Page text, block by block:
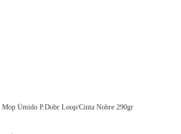
Mop Úmido P.Dobr Loop/Cinta Nobre 290gr